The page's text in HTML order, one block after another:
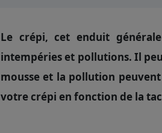
Le crépi, cet enduit
intempéries et pollutions. Il
mousse et la pollution
votre crépi en fonction de la